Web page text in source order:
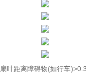
叶距离障碍物(如行车